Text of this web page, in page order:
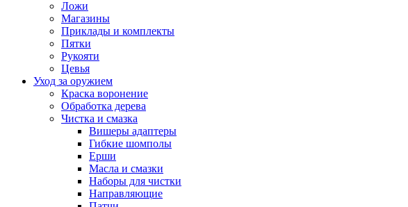
Ложи
Магазины
Приклады и комплекты
Пятки
Рукояти
Цевья
Уход за оружием
Краска воронение
Обработка дерева
Чистка и смазка
Вишеры адаптеры
Гибкие шомполы
Ерши
Масла и смазки
Наборы для чистки
Направляющие